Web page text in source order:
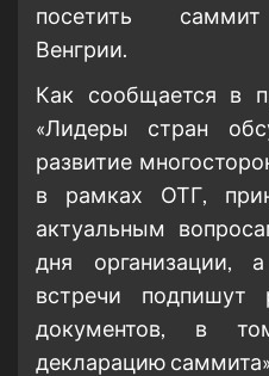
посетить
Венгрии.
Как сообщается в
«Лидеры стран
развитие
в рамках ОТГ,
актуальным
дня организации,
встречи подпишут
документов, в
декларацию